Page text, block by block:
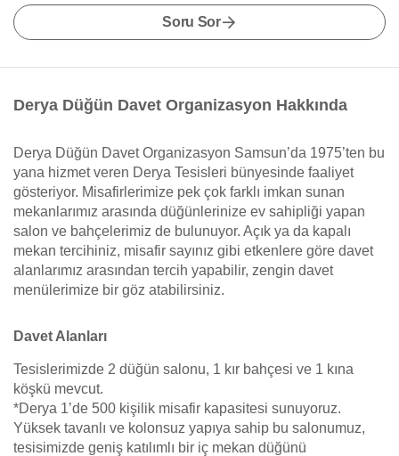
Soru Sor
Derya Düğün Davet Organizasyon Hakkında
Derya Düğün Davet Organizasyon Samsun’da 1975’ten bu
yana hizmet veren Derya Tesisleri bünyesinde faaliyet
gösteriyor. Misafirlerimize pek çok farklı imkan sunan
mekanlarımız arasında düğünlerinize ev sahipliği yapan
salon ve bahçelerimiz de bulunuyor. Açık ya da kapalı
mekan tercihiniz, misafir sayınız gibi etkenlere göre davet
alanlarımız arasından tercih yapabilir, zengin davet
menülerimize bir göz atabilirsiniz.
Davet Alanları
Tesislerimizde 2 düğün salonu, 1 kır bahçesi ve 1 kına
köşkü mevcut.
*Derya 1’de 500 kişilik misafir kapasitesi sunuyoruz.
Yüksek tavanlı ve kolonsuz yapıya sahip bu salonumuz,
tesisimizde geniş katılımlı bir iç mekan düğünü